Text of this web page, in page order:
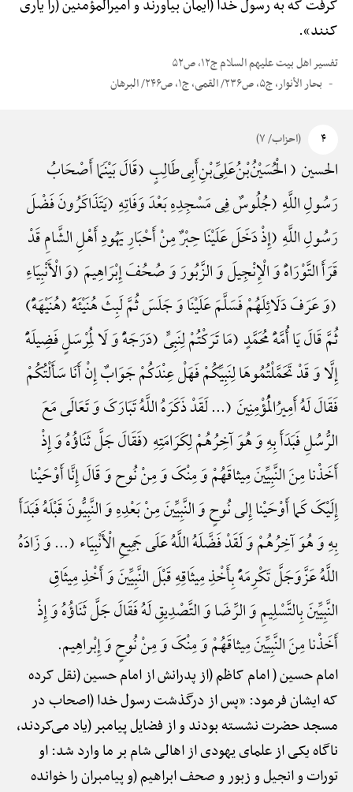
گرفت که به رسول خدا (ایمان بیاورند و امیرالمؤمنین (را یاری
کنند».
تفسیر اهل بیت علیهم السلام ج۱۲، ص۵۲
بحار الأنوار، ج۵، ص۲۳۶/ القمی، ج۱، ص۲۴۶/ البرهان
۴ (احزاب/ ۷)
الحسین ( الْحُسَیْنُ‌بْنُ‌عَلِیِّ‌بْنِ‌أَبِی‌طَالِبٍ (قَالَ بَیْنَمَا أَصْحَابُ
رَسُولِ اللَّهِ (جُلُوسٌ فِی مَسْجِدِهِ بَعْدَ وَفَاتِهِ (یَتَذَاکَرُونَ فَضْلَ
رَسُولِ اللَّهِ (إِذْ دَخَلَ عَلَیْنَا حِبْرٌ مِنْ أَحْبَارِ یَهُودِ أَهْلِ الشَّامِ قَدْ
قَرَأَ التَّوْرَاهًَْ وَ الْإِنْجِیلَ وَ الزَّبُورَ وَ صُحُفَ إِبْرَاهِیمَ (وَ الْأَنْبِیَاءِ
(وَ عَرَفَ دَلَائِلَهُمْ فَسَلَّمَ عَلَیْنَا وَ جَلَسَ ثُمَّ لَبِثَ هُنَیْئَهًًْ (هُنَیْهَهًًْ)
ثُمَّ قَالَ یَا أُمَّهًَْ مُحَمَّدٍ (مَا تَرَکْتُمْ لِنَبِیٍّ (دَرَجَهًًْ وَ لَا لِمُرْسَلٍ فَضِیلَهًًْ
إِلَّا وَ قَدْ تَحَمَّلْتُمُوهَا لِنَبِیِّکُمْ فَهَلْ عِنْدَکُمْ جَوَابٌ إِنْ أَنَا سَأَلْتُکُمْ
فَقَالَ لَهُ أَمِیرُ‌الْمُؤْمِنِینَ (... لَقَدْ ذَکَرَهُ اللَّهُ تَبَارَکَ وَ تَعَالَی مَعَ
الرُّسُلِ فَبَدَأَ بِهِ وَ هُوَ آخِرُهُمْ لِکَرَامَتِهِ (فَقَالَ جَلَّ ثَنَاؤُهُ وَ إِذْ
أَخَذْنا مِنَ النَّبِیِّینَ مِیثاقَهُمْ وَ مِنْکَ وَ مِنْ نُوح وَ قَالَ إِنَّا أَوْحَیْنا
إِلَیْکَ کَما أَوْحَیْنا إِلی نُوحٍ وَ النَّبِیِّینَ مِنْ بَعْدِهِ وَ النَّبِیُّونَ قَبْلَهُ فَبَدَأَ
بِهِ وَ هُوَ آخِرُهُمْ وَ لَقَدْ فَضَّلَهُ اللَّهُ عَلَی جَمِیعِ الْأَنْبِیَاء (... وَ زَادَهُ
اللَّهُ عَزَّوَجَلَّ تَکْرِمَهًًْ بِأَخْذِ مِیثَاقِهِ قَبْلَ النَّبِیِّینَ وَ أَخْذِ مِیثَاقِ
النَّبِیِّینَ بِالتَّسْلِیمِ وَ الرِّضَا وَ التَّصْدِیقِ لَهُ فَقَالَ جَلَّ ثَنَاؤُهُ وَ إِذْ
أَخَذْنا مِنَ النَّبِیِّینَ مِیثاقَهُمْ وَ مِنْکَ وَ مِنْ نُوحٍ وَ إِبْراهِیم.
امام حسین ( امام کاظم (از پدرانش از امام حسین (نقل کرده
که ایشان فرمود: «پس از درگذشت رسول خدا (اصحاب در
مسجد حضرت نشسته بودند و از فضایل پیامبر (یاد می‌کردند،
ناگاه یکی از علمای یهودی از اهالی شام بر ما وارد شد: او
تورات و انجیل و زبور و صحف ابراهیم (و پیامبران را خوانده